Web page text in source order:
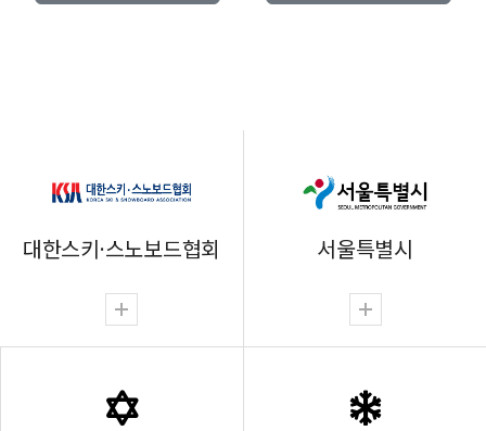
대한스키·스노보드협회 서울특별시